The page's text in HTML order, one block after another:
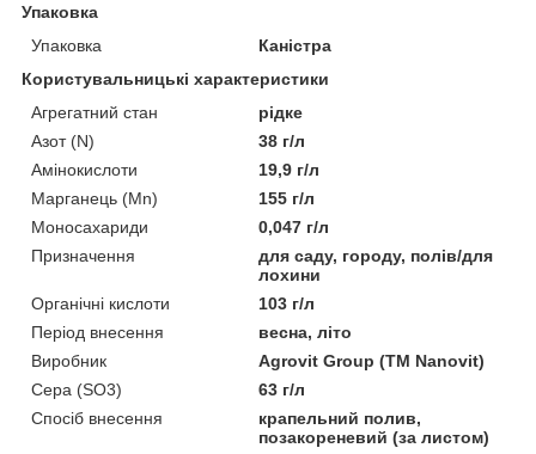
Упаковка
Упаковка
Каністра
Користувальницькі характеристики
Агрегатний стан
рідке
Азот (N)
38 г/л
Амінокислоти
19,9 г/л
Марганець (Mn)
155 г/л
Моносахариди
0,047 г/л
Призначення
для саду, городу, полів/для
лохини
Органічні кислоти
103 г/л
Період внесення
весна, літо
Виробник
Agrovit Group (ТМ Nanovit)
Сера (SO3)
63 г/л
Спосіб внесення
крапельний полив,
позакореневий (за листом)